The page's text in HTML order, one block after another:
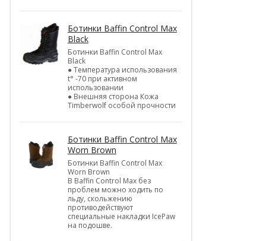
Ботинки Baffin Control Max
Black
Ботинки Baffin Control Max
Black
● Температура использования
t° -70 при активном
использовании
● Внешняя сторона Кожа
Timberwolf особой прочности
Ботинки Baffin Control Max
Worn Brown
Ботинки Baffin Control Max
Worn Brown
В Baffin Control Max без
проблем можно ходить по
льду, скольжению
противодействуют
специальные накладки IcePaw
на подошве.